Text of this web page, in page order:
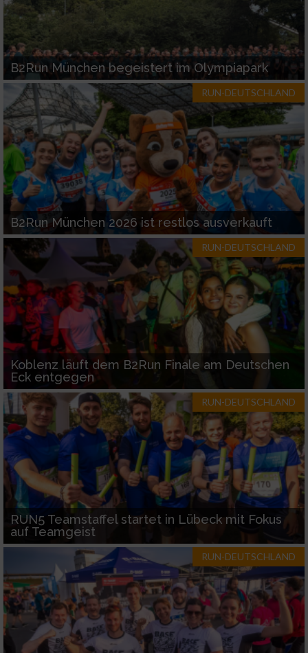
B2Run München begeistert im Olympiapark
RUN-DEUTSCHLAND
B2Run München 2026 ist restlos ausverkauft
RUN-DEUTSCHLAND
Koblenz läuft dem B2Run Finale am Deutschen
Eck entgegen
RUN-DEUTSCHLAND
RUN5 Teamstaffel startet in Lübeck mit Fokus
auf Teamgeist
RUN-DEUTSCHLAND